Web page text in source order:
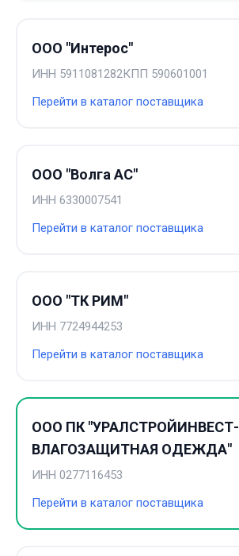
ООО "Интерос"
ИНН 5911081282КПП 590601001
Перейти в каталог поставщика
ООО "Волга АС"
ИНН 6330007541
Перейти в каталог поставщика
ООО "ТК РИМ"
ИНН 7724944253
Перейти в каталог поставщика
ООО ПК "УРАЛСТРОЙИНВЕСТ-
ВЛАГОЗАЩИТНАЯ ОДЕЖДА"
ИНН 0277116453
Перейти в каталог поставщика